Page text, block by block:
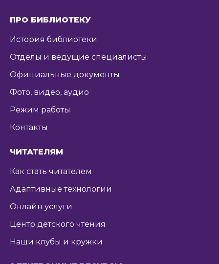
ПРО БИБЛИОТЕКУ
История библиотеки
Отделы и ведущие специалисты
Официальные документы
Фото, видео, аудио
Режим работы
Контакты
ЧИТАТЕЛЯМ
Как стать читателем
Адаптивные технологии
Онлайн услуги
Центр детского чтения
Наши клубы и кружки